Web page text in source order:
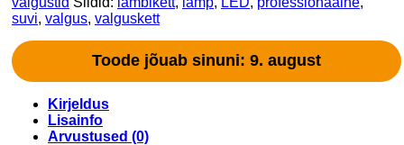
suvi, valgus, valguskett
Toode jõuab sinuni: 9. august
Kirjeldus
Lisainfo
Arvustused (0)